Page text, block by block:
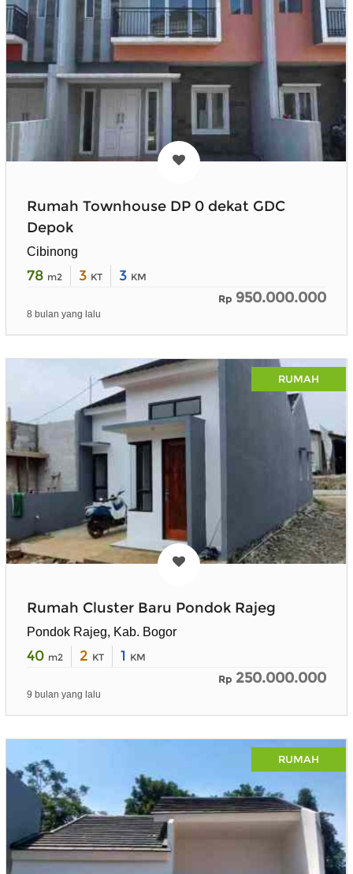
Rumah Townhouse DP 0 dekat GDC
Depok
Cibinong
78 m2 3 KT 3 KM
Rp 950.000.000
8 bulan yang lalu
RUMAH
Rumah Cluster Baru Pondok Rajeg
Pondok Rajeg, Kab. Bogor
40 m2 2 KT 1 KM
Rp 250.000.000
9 bulan yang lalu
RUMAH